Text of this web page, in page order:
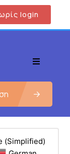
login
(Simplified)